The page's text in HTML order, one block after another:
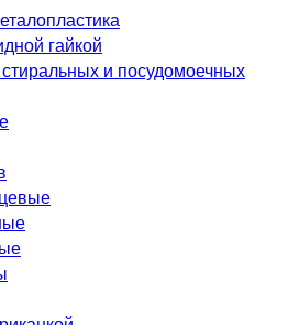
гайкой
и посудомоечных